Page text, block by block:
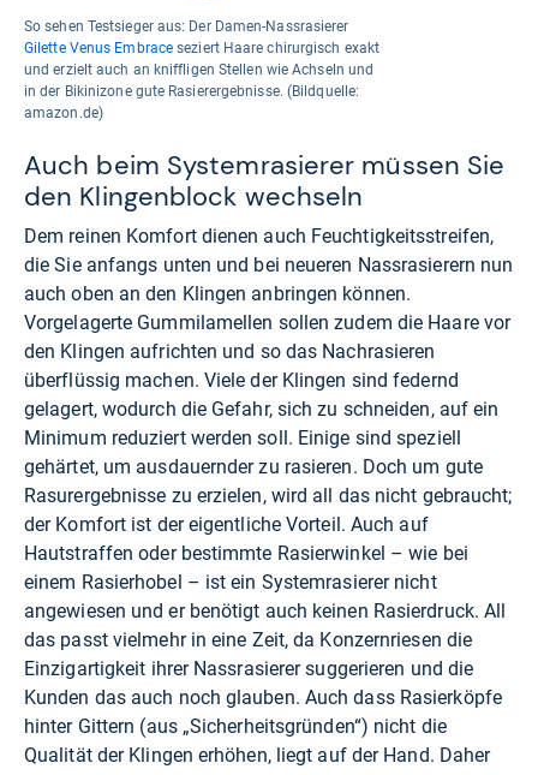
So sehen Testsieger aus: Der Damen-Nassrasierer
Gilette Venus Embrace seziert Haare chirurgisch exakt
und erzielt auch an kniffligen Stellen wie Achseln und
in der Bikinizone gute Rasierergebnisse. (Bildquelle:
amazon.de)
Auch beim Systemrasierer müssen Sie
den Klingenblock wechseln
Dem reinen Komfort dienen auch Feuchtigkeitsstreifen,
die Sie anfangs unten und bei neueren Nassrasierern nun
auch oben an den Klingen anbringen können.
Vorgelagerte Gummilamellen sollen zudem die Haare vor
den Klingen aufrichten und so das Nachrasieren
überflüssig machen. Viele der Klingen sind federnd
gelagert, wodurch die Gefahr, sich zu schneiden, auf ein
Minimum reduziert werden soll. Einige sind speziell
gehärtet, um ausdauernder zu rasieren. Doch um gute
Rasurergebnisse zu erzielen, wird all das nicht gebraucht;
der Komfort ist der eigentliche Vorteil. Auch auf
Hautstraffen oder bestimmte Rasierwinkel – wie bei
einem Rasierhobel – ist ein Systemrasierer nicht
angewiesen und er benötigt auch keinen Rasierdruck. All
das passt vielmehr in eine Zeit, da Konzernriesen die
Einzigartigkeit ihrer Nassrasierer suggerieren und die
Kunden das auch noch glauben. Auch dass Rasierköpfe
hinter Gittern (aus „Sicherheitsgründen“) nicht die
Qualität der Klingen erhöhen, liegt auf der Hand. Daher